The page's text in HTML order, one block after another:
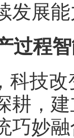
发展
过程
科技
耕，
巧妙